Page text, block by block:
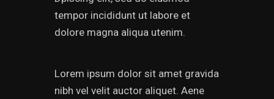
tempor incididunt ut labore et
dolore magna aliqua utenim.
Lorem ipsum dolor sit amet gravida
nibh vel velit auctor aliquet. Aene